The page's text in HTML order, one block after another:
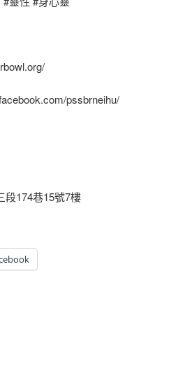
pssbrneihu/
段174巷15號7樓